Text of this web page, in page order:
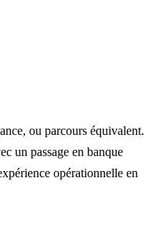
ou parcours équivalent.
un passage en banque
opérationnelle en